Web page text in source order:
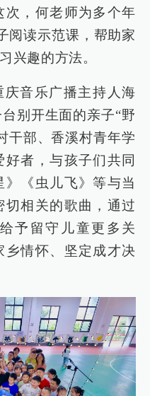
次，何老师为多个年
阅读示范课，帮助家
兴趣的方法。
音乐广播主持人海
别开生面的亲子“野
干部、香溪村青年学
者，与孩子们共同
《虫儿飞》等与当
相关的歌曲，通过
予留守儿童更多关
乡情怀、坚定成才决